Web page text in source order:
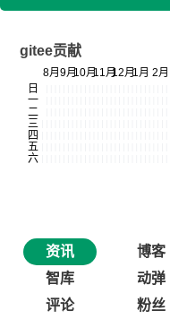
gitee贡献
资讯 博客
智库
动弹
评论
粉丝